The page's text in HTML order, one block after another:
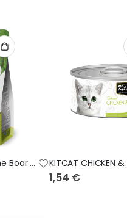
N&D Grain Free Prime Boar & Apple Adult FELINE-5Kg
1,54 €